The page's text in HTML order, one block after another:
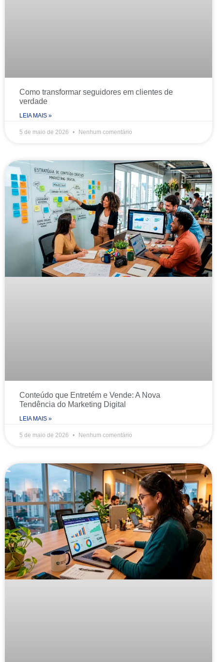
Como transformar seguidores em clientes de
verdade
LEIA MAIS »
5 de maio de 2026 Nenhum comentário
Conteúdo que Entretém e Vende: A Nova
Tendência do Marketing Digital
LEIA MAIS »
5 de maio de 2026 Nenhum comentário